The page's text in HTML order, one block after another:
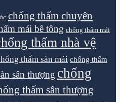
chống thấm chuyên
mái bê tông chống thấm mái
thấm nhà vệ
thấm sàn mái chống thấm
sân thượng chống
thấm sân thượng